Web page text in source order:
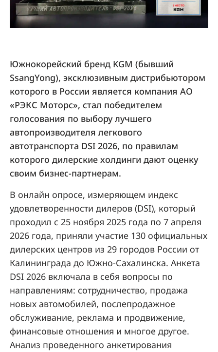
Южнокорейский бренд KGM (бывший
SsangYong), эксклюзивным дистрибьютором
которого в России является компания АО
«РЭКС Моторс», стал победителем
голосования по выбору лучшего
автопроизводителя легкового
автотранспорта DSI 2026, по правилам
которого дилерские холдинги дают оценку
своим бизнес-партнерам.
В онлайн опросе, измеряющем индекс
удовлетворенности дилеров (DSI), который
проходил с 25 ноября 2025 года по 7 апреля
2026 года, приняли участие 130 официальных
дилерских центров из 29 городов России от
Калининграда до Южно-Сахалинска. Анкета
DSI 2026 включала в себя вопросы по
направлениям: сотрудничество, продажа
новых автомобилей, послепродажное
обслуживание, реклама и продвижение,
финансовые отношения и многое другое.
Анализ проведенного анкетирования